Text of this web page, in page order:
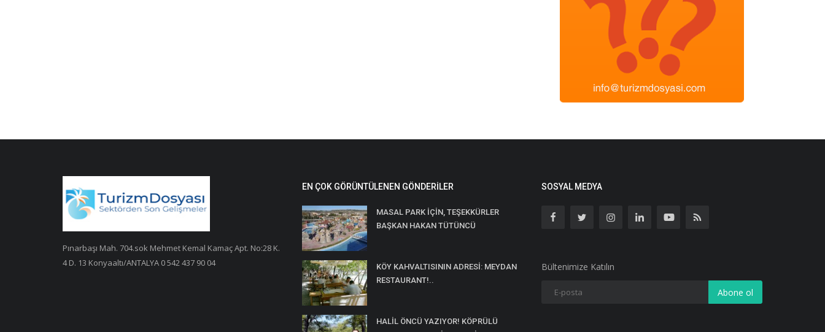
Pınarbaşı Mah. 704.sok Mehmet Kemal Kamaç Apt. No:28 K.
4 D. 13 Konyaaltı/ANTALYA 0 542 437 90 04
EN ÇOK GÖRÜNTÜLENEN GÖNDERILER
MASAL PARK İÇİN, TEŞEKKÜRLER
BAŞKAN HAKAN TÜTÜNCÜ
KÖY KAHVALTISININ ADRESİ: MEYDAN
RESTAURANT!..
HALİL ÖNCÜ YAZIYOR! KÖPRÜLÜ
SOSYAL MEDYA
Bültenimize Katılın
Abone ol